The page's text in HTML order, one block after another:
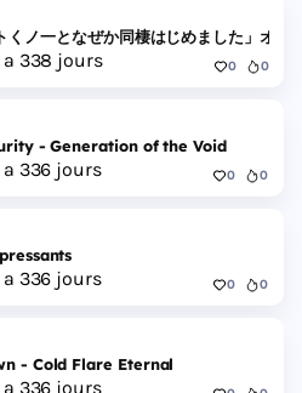
ノ一となぜか同棲はじめました」オリ
338 jours 0 0
- Generation of the Void
336 jours 0 0
336 jours 0 0
- Cold Flare Eternal
336 jours